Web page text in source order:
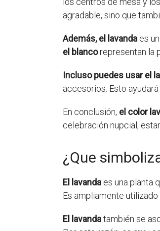
agradable, sino que
Además, el lavanda es
el blancorepresentan la
Incluso puedes usar el
accesorios. Esto
En conclusión, el color
celebración nupcial,
¿Que
El lavanda es una planta
Es ampliamente
El lavandatambién se